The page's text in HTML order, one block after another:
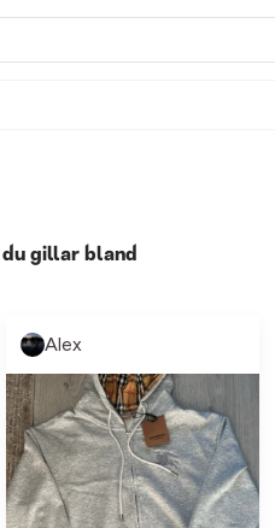
du gillar bland
Alex